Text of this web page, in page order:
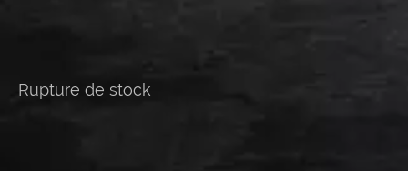
Rupture de stock